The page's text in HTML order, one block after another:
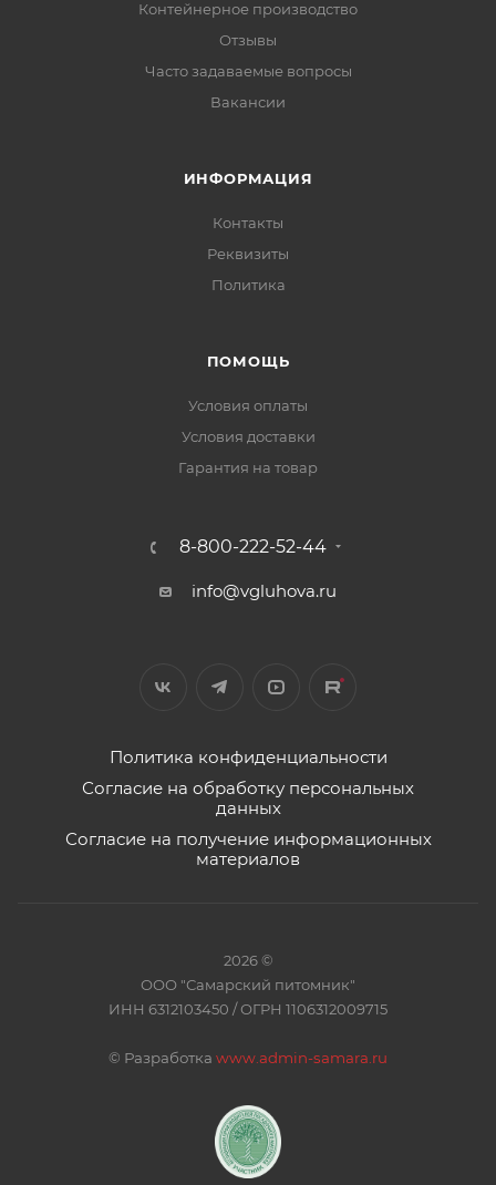
Контейнерное производство
Отзывы
Часто задаваемые вопросы
Вакансии
ИНФОРМАЦИЯ
Контакты
Реквизиты
Политика
ПОМОЩЬ
Условия оплаты
Условия доставки
Гарантия на товар
8-800-222-52-44
info@vgluhova.ru
Политика конфиденциальности
Согласие на обработку персональных
данных
Согласие на получение информационных
материалов
2026 ©
ООО "Самарский питомник"
ИНН 6312103450 / ОГРН 1106312009715
© Разработка www.admin-samara.ru